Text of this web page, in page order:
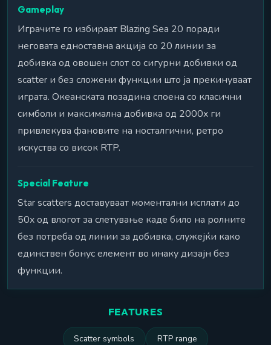
Gameplay
Играчите го избираат Blazing Sea 20 поради
неговата едноставна акција со 20 линии за
добивка од овошен слот со сигурни добивки од
scatter и без сложени функции што ја прекинуваат
играта. Океанската позадина споена со класични
симболи и максимална добивка од 2000x ги
привлекува фановите на носталгични, ретро
искуства со висок RTP.
Special Feature
Star scatters доставуваат моментални исплати до
50x од влогот за слетување каде било на ролните
без потреба од линии за добивка, служејќи како
единствен бонус елемент во инаку дизајн без
функции.
FEATURES
Scatter symbols RTP range